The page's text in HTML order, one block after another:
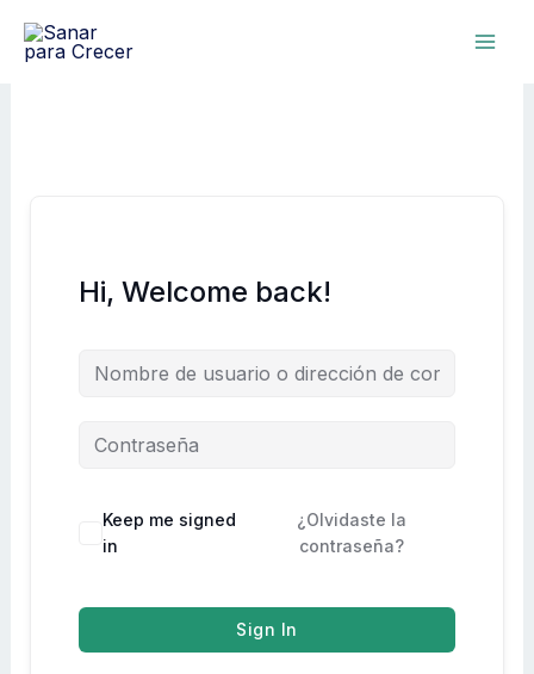
Hi, Welcome back!
Keep me signed
in
¿Olvidaste la
contraseña?
Sign In